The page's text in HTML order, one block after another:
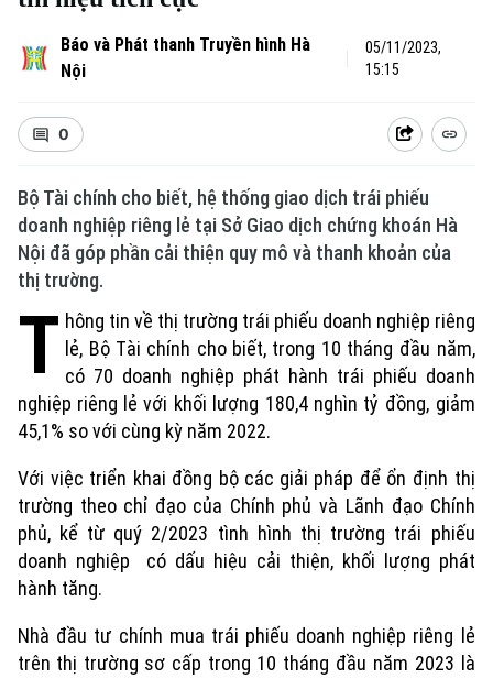
Báo và Phát thanh Truyền hình Hà
Nội
05/11/2023,
15:15
0
Bộ Tài chính cho biết, hệ thống giao dịch trái phiếu
doanh nghiệp riêng lẻ tại Sở Giao dịch chứng khoán Hà
Nội đã góp phần cải thiện quy mô và thanh khoản của
thị trường.
T hông tin về thị trường trái phiếu doanh nghiệp riêng
ẻ, Bộ Tài chính cho biết, trong 10 tháng đầu năm,
có 70 doanh nghiệp phát hành trái phiếu doanh
nghiệp riêng l ẻ với khối lượng 180,4 nghìn tỷ đồng, giảm
45,1% so với cùng kỳ năm 2022.
Với việc triển khai đồng bộ các giải pháp để ổn định thị
trường theo chỉ đạo của Chính phủ và Lãnh đạo Chính
phủ, kể từ quý 2/2023 tình hình thị trường trái phiếu
doanh nghiệp có dấu hiệu cải thiện, khối lượng phát
hành tăng.
Nhà đầu tư chính mua trái phiếu doanh nghiệp riêng l ẻ
trên thị trường sơ cấp trong 10 tháng đầu năm 2023 là